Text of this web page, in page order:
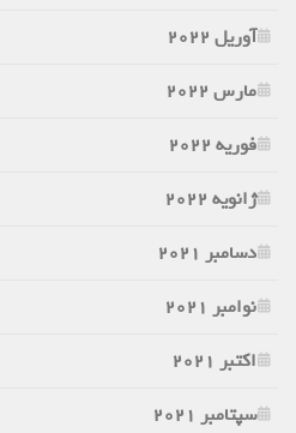
آوریل 2022
مارس 2022
فوریه 2022
ژانویه 2022
دسامبر 2021
نوامبر 2021
اکتبر 2021
سپتامبر 2021